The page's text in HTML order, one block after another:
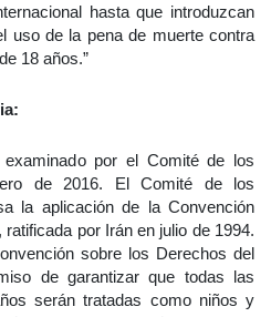
hasta que introduzcan
uso de la pena de muerte contra
18 años.”
por el Comité de los
de 2016. El Comité de los
la aplicación de la Convención
por Irán en julio de 1994.
sobre los Derechos del
de garantizar que todas las
serán tratadas como niños y